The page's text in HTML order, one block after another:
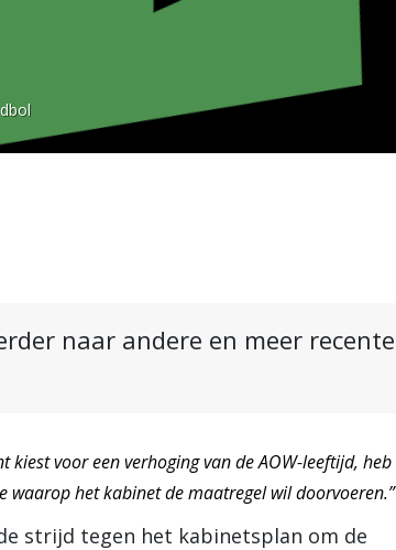
naar andere en meer recente
kiest voor een verhoging van de AOW-leeftijd, heb
waarop het kabinet de maatregel wil doorvoeren.”
strijd tegen het kabinetsplan om de